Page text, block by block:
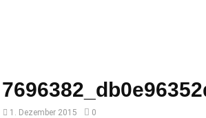
1. Dezember 2015 0